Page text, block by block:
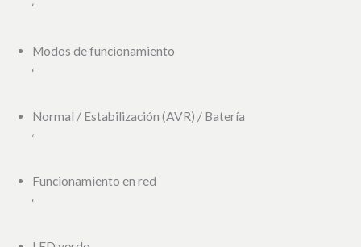
‘
Modos de funcionamiento
‘
Normal / Estabilización (AVR) / Batería
‘
Funcionamiento en red
‘